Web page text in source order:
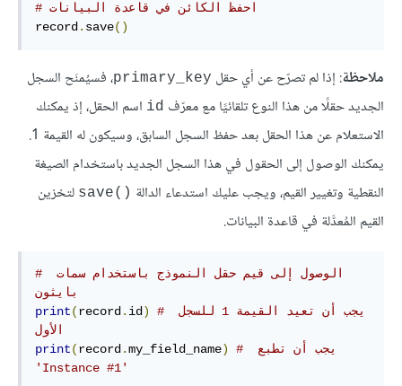
# احفظ الكائن في قاعدة البيانات
record. save()
ملاحظة: إذا لم تصرّح عن أي حقل primary_key، فسيُمنَح السجل
الجديد حقلًا من هذا النوع تلقائيًا مع معرّف id اسم الحقل، إذ يمكنك
الاستعلام عن هذا الحقل بعد حفظ السجل السابق، وسيكون له القيمة 1.
يمكنك الوصول إلى الحقول في هذا السجل الجديد باستخدام الصيغة
النقطية وتغيير القيم، ويجب عليك استدعاء الدالة save()‎ لتخزين
القيم المُعدَّلة في قاعدة البيانات.
# الوصول إلى قيم حقل النموذج باستخدام سمات
بايثون
print(record. id)
# يجب أن تعيد القيمة 1 للسجل
الأول
print(record.my_field_name)
# ‫يجب أن تطبع
'Instance #1'